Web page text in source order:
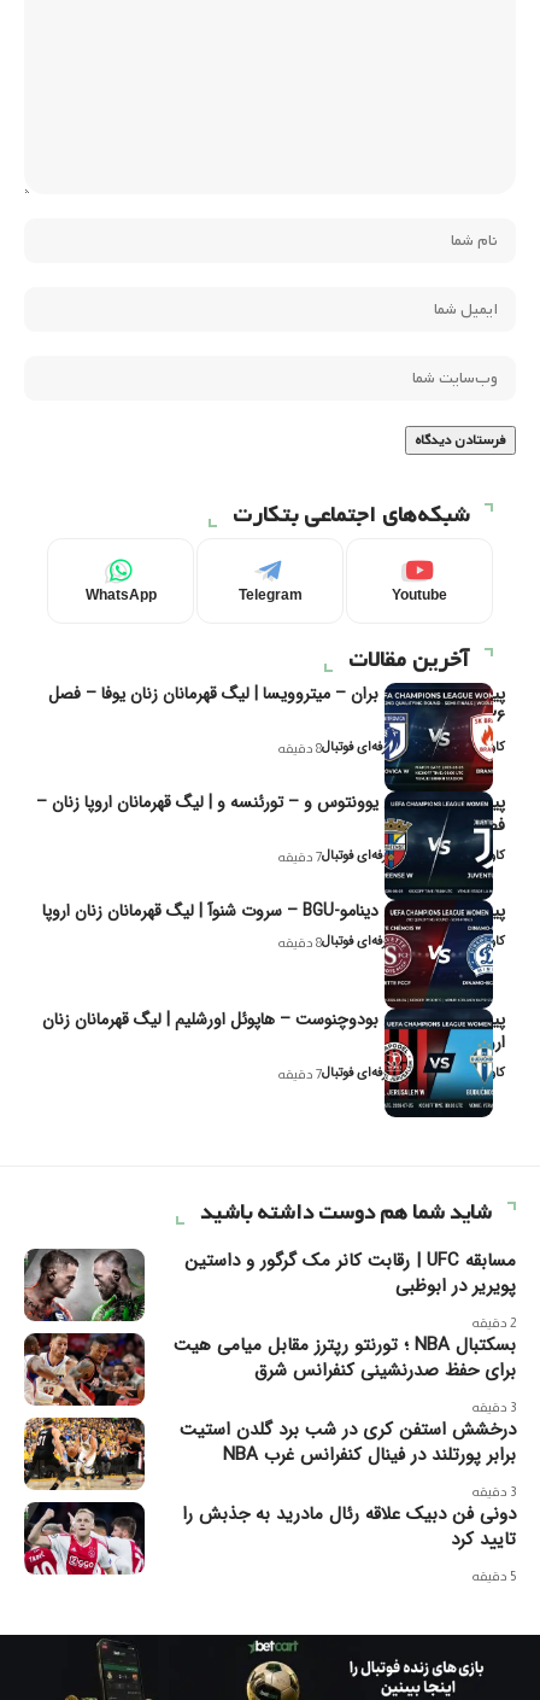
شبکه‌های اجتماعی بتکارت
Youtube
Telegram
WhatsApp
آخرین مقالات
پیش‌بینی و تحلیل بران – میتروویسا | لیگ قهرمانان زنان یوفا – فصل
۲۰۲۶
کاوه نیک‌فر، تحلیل‌گر حرفه‌ای فوتبال8 دقیقه
پیش‌بینی و تحلیل یوونتوس و – تورئنسه و | لیگ قهرمانان اروپا زنان –
فصل ۲۰۲۶
کاوه نیک‌فر، تحلیل‌گر حرفه‌ای فوتبال7 دقیقه
پیش‌بینی و تحلیل دینامو-BGU – سروت شنوآ | لیگ قهرمانان زنان اروپا
کاوه نیک‌فر، تحلیل‌گر حرفه‌ای فوتبال8 دقیقه
پیش‌بینی و تحلیل بودوچنوست – هاپوئل اورشلیم | لیگ قهرمانان زنان
اروپا
کاوه نیک‌فر، تحلیل‌گر حرفه‌ای فوتبال7 دقیقه
شاید شما هم دوست داشته باشید
مسابقه UFC | رقابت کانر مک گرگور و داستین
پویریر در ابوظبی
2 دقیقه
بسکتبال NBA ؛ تورنتو رپترز مقابل میامی هیت
برای حفظ صدرنشینی کنفرانس شرق
3 دقیقه
درخشش استفن کری در شب برد گلدن استیت
برابر پورتلند در فینال کنفرانس غرب NBA
3 دقیقه
دونی فن دبیک علاقه رئال مادرید به جذبش را
تایید کرد
5 دقیقه